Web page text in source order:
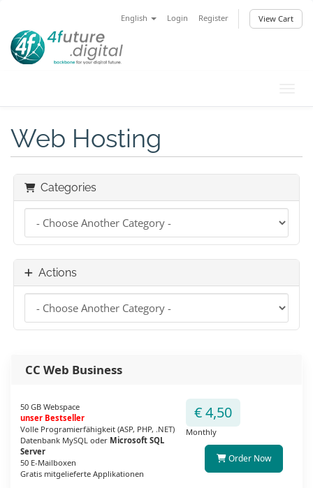
English Login Register View Cart
Web Hosting
Categories
Actions
CC Web Business
50 GB Webspace
unser Bestseller
Volle Programierfähigkeit (ASP, PHP, .NET)
Datenbank MySQL oder Microsoft SQL
Server
50 E-Mailboxen
Gratis mitgelieferte Applikationen
€ 4,50
Monthly
Order Now